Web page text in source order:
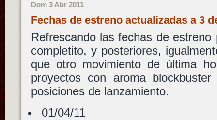
Dom 3 Abr 2011
Fechas de estreno actualizadas a 3
Refrescando las fechas de
completito, y posteriores,
que otro movimiento de última
proyectos con aroma
posiciones de lanzamiento.
01/04/11